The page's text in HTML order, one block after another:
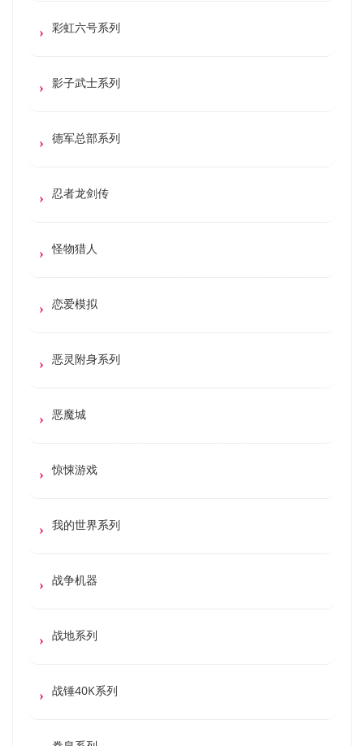
彩虹六号系列
影子武士系列
德军总部系列
忍者龙剑传
怪物猎人
恋爱模拟
恶灵附身系列
恶魔城
惊悚游戏
我的世界系列
战争机器
战地系列
战锤40K系列